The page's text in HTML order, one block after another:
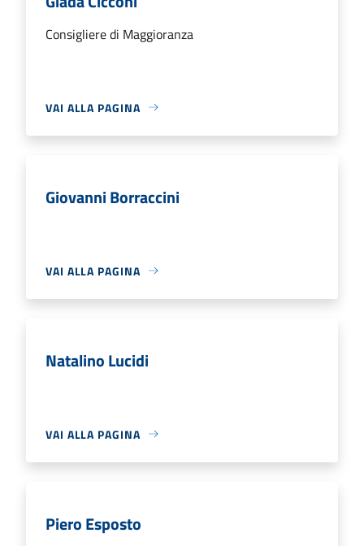
Consigliere di Maggioranza
VAI ALLA PAGINA
Giovanni Borraccini
VAI ALLA PAGINA
Natalino Lucidi
VAI ALLA PAGINA
Piero Esposto